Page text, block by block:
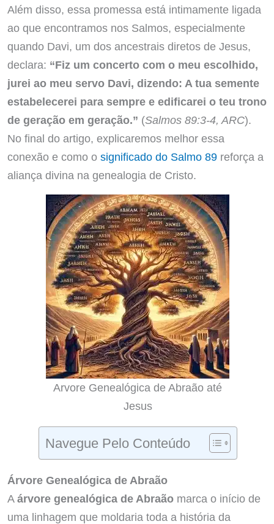
Além disso, essa promessa está intimamente ligada
ao que encontramos nos Salmos, especialmente
quando Davi, um dos ancestrais diretos de Jesus,
declara: “Fiz um concerto com o meu escolhido,
jurei ao meu servo Davi, dizendo: A tua semente
estabelecerei para sempre e edificarei o teu trono
de geração em geração.” (Salmos 89:3-4, ARC).
No final do artigo, explicaremos melhor essa
conexão e como o significado do Salmo 89reforça a
aliança divina na genealogia de Cristo.
Arvore Genealógica de Abraão até
Jesus
Navegue Pelo Conteúdo
Árvore Genealógica de Abraão
Aárvore genealógica de Abraãomarca o início de
uma linhagem que moldaria toda a história da